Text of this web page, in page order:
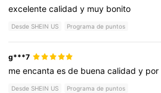
excelentecalidady muy bonito
Desde SHEIN US Programa de puntos
g***7
meencantaesde buenacalidady por
Desde SHEIN US Programa de puntos